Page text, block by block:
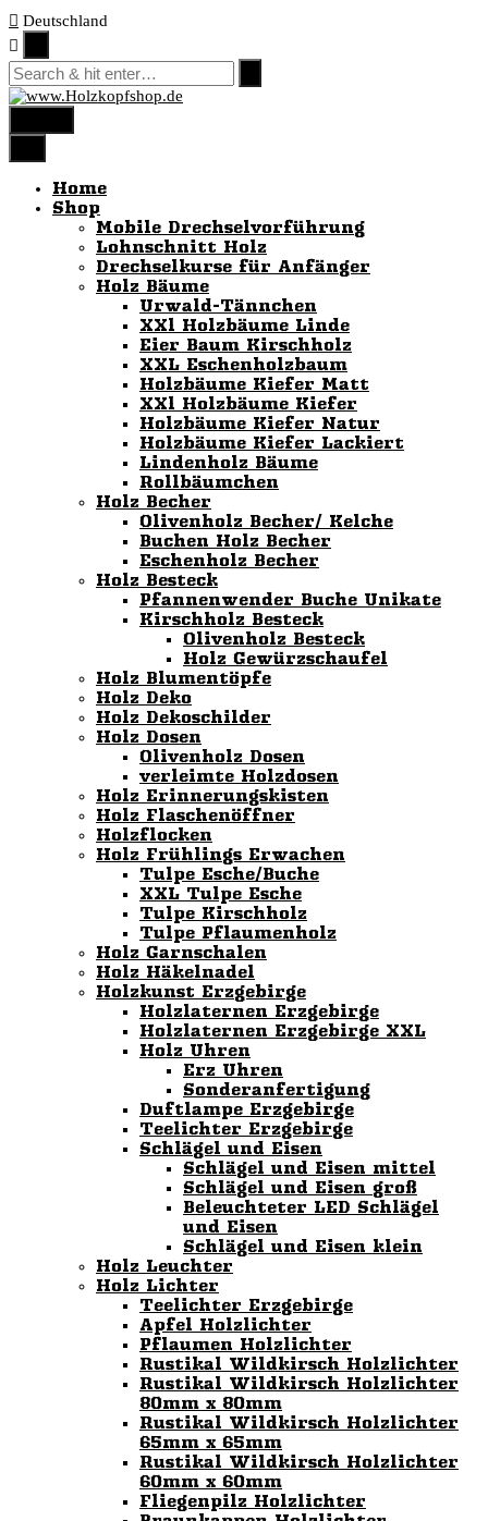
Skip
content
Deutschland
Home
Shop
Mobile Drechselvorführung
Lohnschnitt Holz
Drechselkurse für Anfänger
Holz Bäume
Urwald-Tännchen
XXl Holzbäume Linde
Eier Baum Kirschholz
XXL Eschenholzbaum
Holzbäume Kiefer Matt
XXl Holzbäume Kiefer
Holzbäume Kiefer Natur
Holzbäume Kiefer Lackiert
Lindenholz Bäume
Rollbäumchen
Holz Becher
Olivenholz Becher/ Kelche
Buchen Holz Becher
Eschenholz Becher
Holz Besteck
Pfannenwender Buche Unikate
Kirschholz Besteck
Olivenholz Besteck
Holz Gewürzschaufel
Holz Blumentöpfe
Holz Deko
Holz Dekoschilder
Holz Dosen
Olivenholz Dosen
verleimte Holzdosen
Holz Erinnerungskisten
Holz Flaschenöffner
Holzflocken
Holz Frühlings Erwachen
Tulpe Esche/Buche
XXL Tulpe Esche
Tulpe Kirschholz
Tulpe Pflaumenholz
Holz Garnschalen
Holz Häkelnadel
Holzkunst Erzgebirge
Holzlaternen Erzgebirge
Holzlaternen Erzgebirge XXL
Holz Uhren
Erz Uhren
Sonderanfertigung
Duftlampe Erzgebirge
Teelichter Erzgebirge
Schlägel und Eisen
Schlägel und Eisen mittel
Schlägel und Eisen groß
Beleuchteter LED Schlägel
und Eisen
Schlägel und Eisen klein
Holz Leuchter
Holz Lichter
Teelichter Erzgebirge
Apfel Holzlichter
Pflaumen Holzlichter
Rustikal Wildkirsch Holzlichter
Rustikal Wildkirsch Holzlichter
80mm x 80mm
Rustikal Wildkirsch Holzlichter
65mm x 65mm
Rustikal Wildkirsch Holzlichter
60mm x 60mm
Fliegenpilz Holzlichter